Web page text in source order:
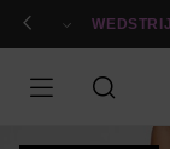
NAAR/ registreren